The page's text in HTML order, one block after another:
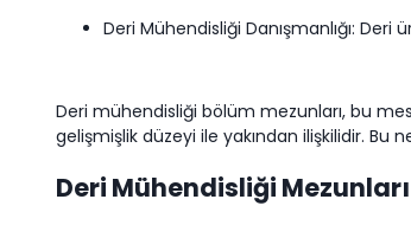
Deri Mühendisliği Danışmanlığı:
Deri mühendisliği bölüm mezunları, bu
gelişmişlik düzeyi ile yakından ilişkilidir. Bu
Deri Mühendisliği